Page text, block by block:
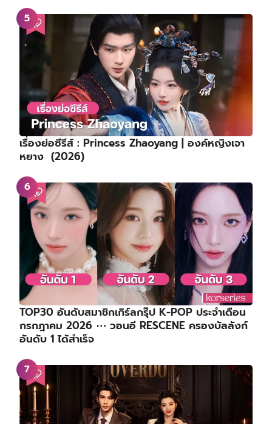
เรื่องย่อซีรีส์ : Princess Zhaoyang | องค์หญิงเจา
หยาง (2026)
TOP30 อันดับสมาชิกเกิร์ลกรุ๊ป K-POP ประจำเดือน
กรกฎาคม 2026 ⋯ วอนอี RESCENE ครองบัลลังก์
อันดับ 1 ได้สำเร็จ